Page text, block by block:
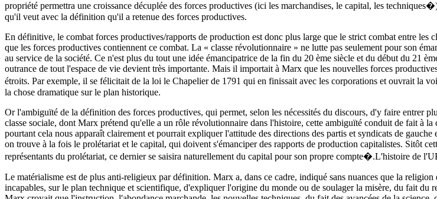
propriété permettra une croissance décuplée des forces productives (ici les marchandises, le capital, les
qu'il veut avec la définition qu'il a retenue des forces productives.
En définitive, le combat forces productives/rapports de production est donc plus large que le strict combat entre les
que les forces productives contiennent ce combat. La « classe révolutionnaire » ne lutte pas seulement pour son
au service de la société. Ce n'est plus du tout une idée émancipatrice de la fin du 20 ème siècle et du début du 21
outrance de tout l'espace de vie devient très importante. Mais il importait à Marx que les nouvelles forces
étroits. Par exemple, il se félicitait de la loi le Chapelier de 1791 qui en finissait avec les corporations et ouvrait la
la chose dramatique sur le plan historique.
Or l'ambiguïté de la définition des forces productives, qui permet, selon les nécessités du discours, d'y faire entrer
classe sociale, dont Marx prétend qu'elle a un rôle révolutionnaire dans l'histoire, cette ambiguïté conduit de fait à la
pourtant cela nous apparaît clairement et pourrait expliquer l'attitude des directions des partis et syndicats de
on trouve à la fois le prolétariat et le capital, qui doivent s'émanciper des rapports de production capitalistes. Sitôt
représentants du prolétariat, ce dernier se saisira naturellement du capital pour son propre compte�.L'histoire de
Le matérialisme est de plus anti-religieux par définition. Marx a, dans ce cadre, indiqué sans nuances que la religion
incapables, sur le plan technique et scientifique, d'expliquer l'origine du monde ou de soulager la misère, du fait du